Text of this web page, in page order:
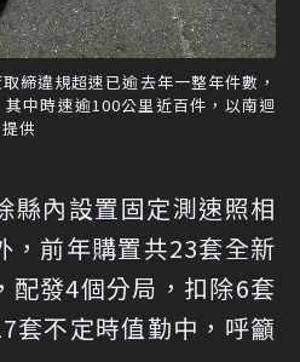
締違規超速已逾去年一整年件數，
中時速逾100公里近百件，以南迴
供
縣內設置固定測速照相
，前年購置共23套全新
配發4個分局，扣除6套
套不定時值勤中，呼籲